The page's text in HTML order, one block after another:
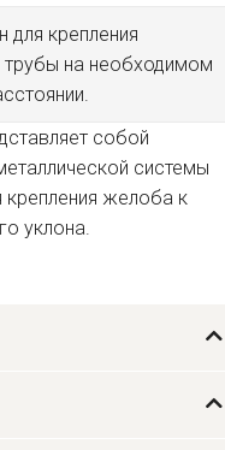
для крепления
трубы на необходимом
собой
системы
желоба к
уклона.